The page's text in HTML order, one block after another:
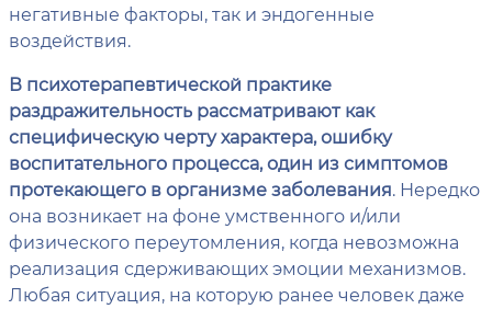
негативные факторы, так и эндогенные
воздействия.
В психотерапевтической практике
раздражительность рассматривают как
специфическую черту характера, ошибку
воспитательного процесса, один из симптомов
протекающего в организме заболевания. Нередко
она возникает на фоне умственного и/или
физического переутомления, когда невозможна
реализация сдерживающих эмоции механизмов.
Любая ситуация, на которую ранее человек даже